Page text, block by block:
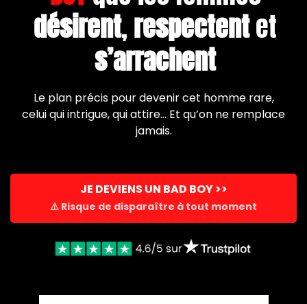
désirent,respectentet
s’arrachent
Le plan précis pour devenir cet homme rare,
celui qui intrigue, qui attire… Et qu’on ne remplace
jamais.
JE DEVIENS UN BAD BOY >>
⚠️ Risque de disparaître à tout moment